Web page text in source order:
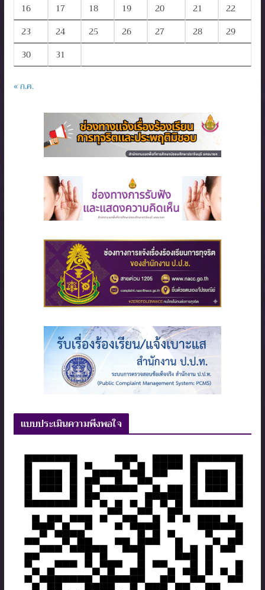
16
17 18 19 20 21
22
23
24 25 26 27 28
29
30
31
« ก.ค.
แบบประเมินความพึงพอใจ